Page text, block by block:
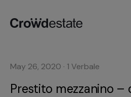
May 26, 2020 · 1 Verbale
Prestito mezzanino –